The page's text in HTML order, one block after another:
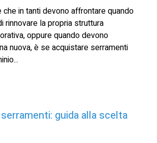
che in tanti devono affrontare quando
rinnovare la propria struttura
oppure quando devono
nuova, è se acquistare serramenti
guida alla scelta